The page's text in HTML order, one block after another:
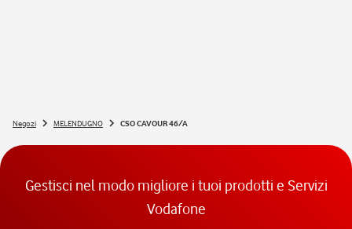
Negozi MELENDUGNO CSO CAVOUR 46/A
Gestisci nel modo migliore i tuoi prodotti e Servizi
Vodafone